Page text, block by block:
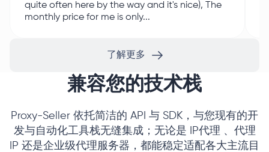
quite often here by the way and it's nice), The
monthly price for me is only...
了解更多
兼容您的技术栈
Proxy-Seller 依托简洁的 API 与 SDK，与您现有的开
发与自动化工具栈无缝集成；无论是 IP代理 、代理
IP 还是企业级代理服务器，都能稳定适配各大主流目